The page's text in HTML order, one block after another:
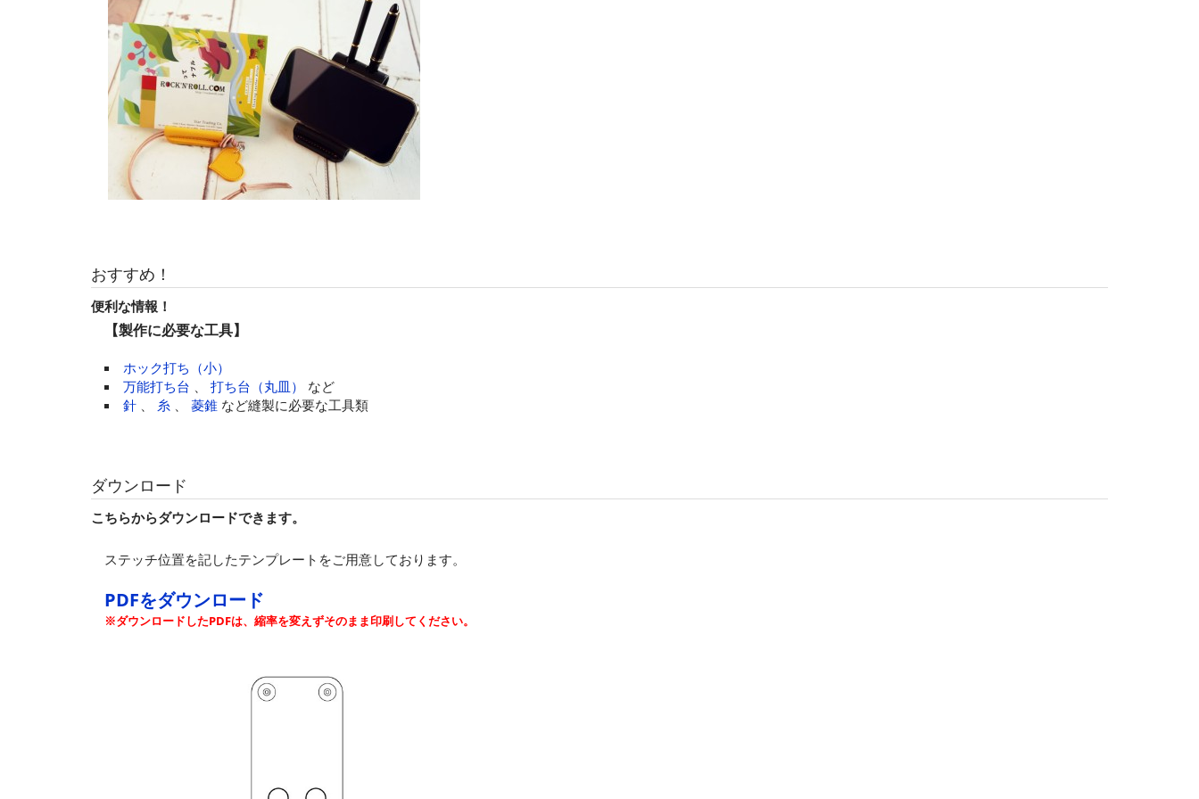
おすすめ！
便利な情報！
【製作に必要な工具】
ホック打ち（小）
万能打ち台 、 打ち台（丸皿）
など
針 、 糸 、 菱錐 など縫製に必要な工具類
ダウンロード
こちらからダウンロードできます。
ステッチ位置を記したテンプレートをご用意しております。
PDFをダウンロード
※ダウンロードしたPDFは、縮率を変えずそのまま印刷してください。